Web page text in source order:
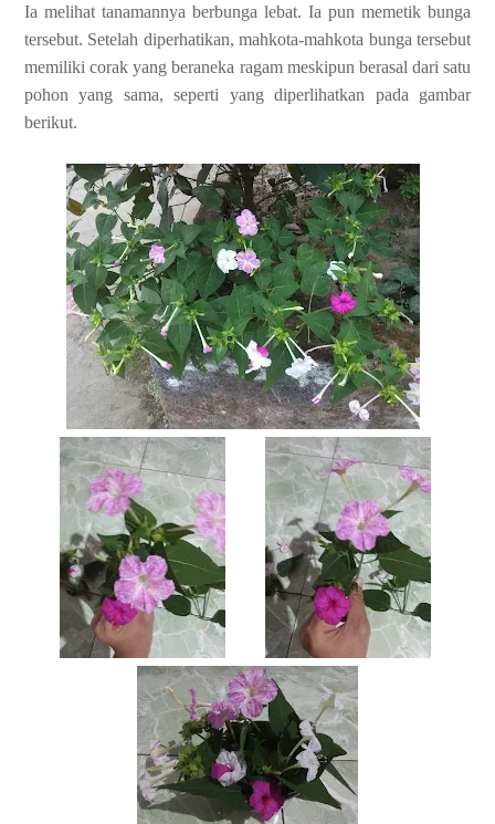
Ia melihat tanamannya berbunga lebat. Ia pun memetik bunga
tersebut. Setelah diperhatikan, mahkota-mahkota bunga tersebut
memiliki corak yang beraneka ragam meskipun berasal dari satu
pohon yang sama, seperti yang diperlihatkan pada gambar
berikut.